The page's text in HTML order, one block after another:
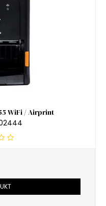
WiFi / Airprint